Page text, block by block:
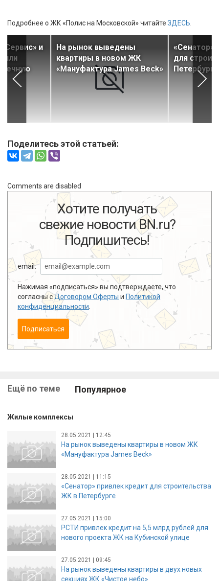
Подробнее о ЖК «Полис на Московской» читайте ЗДЕСЬ
Сервис» и
На рынок выведены
квартиры в новом ЖК
«Мануфактура James Beck»
«Сенатор»
для
Петербурге
Поделитесь этой статьей:
Comments are disabled
Хотите получать
свежие новости BN.ru?
Подпишитесь!
email:
Нажимая «подписаться» вы подтверждаете, что
согласны сДоговором Оферты и Политикой
конфиденциальности
Подписаться
Ещё по теме Популярное
Жилые комплексы
28.05.2021 | 12:45
На рынок выведены квартиры в новом ЖК
«Мануфактура James Beck»
28.05.2021 | 11:15
«Сенатор» привлек кредит для строительства
ЖК в Петербурге
27.05.2021 | 15:00
РСТИ привлек кредит на 5,5 млрд рублей для
нового проекта ЖК на Кубинской улице
27.05.2021 | 09:45
На рынок выведены квартиры в двух новых
секциях ЖК «Чистое небо»